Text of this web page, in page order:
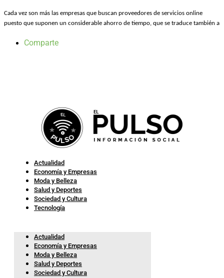
Cada vez son más las empresas que buscan proveedores de servicios online
puesto que suponen un considerable ahorro de tiempo, que se traduce también a
Comparte
Actualidad
Economía y Empresas
Moda y Belleza
Salud y Deportes
Sociedad y Cultura
Tecnología
Actualidad
Economía y Empresas
Moda y Belleza
Salud y Deportes
Sociedad y Cultura